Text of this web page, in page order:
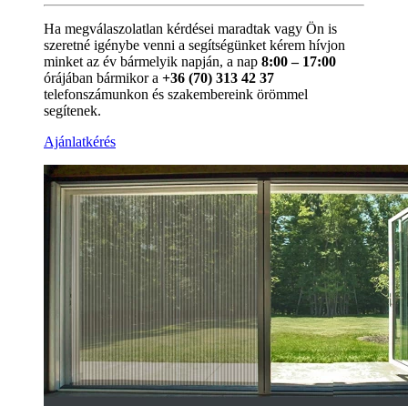
Ha megválaszolatlan kérdései maradtak vagy Ön is
szeretné igénybe venni a segítségünket kérem hívjon
minket az év bármelyik napján, a nap 8:00 – 17:00
órájában bármikor a +36 (70) 313 42 37
telefonszámunkon és szakembereink örömmel
segítenek.
Ajánlatkérés